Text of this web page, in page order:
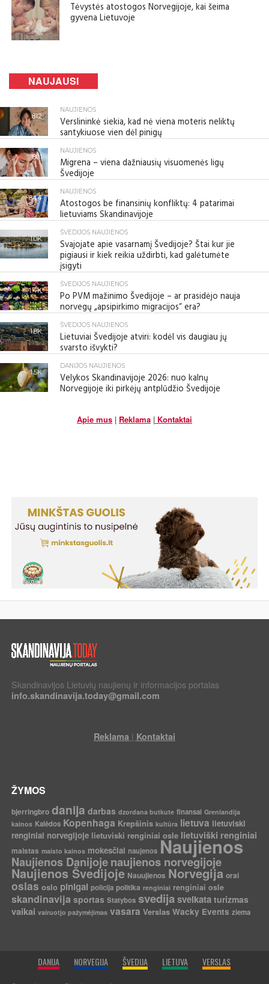
Tėvystės atostogos Norvegijoje, kai šeima
gyvena Lietuvoje
NAUJAUSI
812
NAUJIENOS
Verslininkė siekia, kad nė viena moteris neliktų
santykiuose vien dėl pinigų
801
NAUJIENOS
Migrena – viena dažniausių visuomenės ligų
Švedijoje
844
NAUJIENOS
Atostogos be finansinių konfliktų: 4 patarimai
lietuviams Skandinavijoje
1.0K
ŠVEDIJOS NAUJIENOS
Svajojate apie vasarnamį Švedijoje? Štai kur jie
pigiausi ir kiek reikia uždirbti, kad galėtumėte
įsigyti
1.4K
ŠVEDIJOS NAUJIENOS
Po PVM mažinimo Švedijoje – ar prasidėjo nauja
norvegų „apsipirkimo migracijos“ era?
1.8K
ŠVEDIJOS NAUJIENOS
Lietuviai Švedijoje atviri: kodėl vis daugiau jų
svarsto išvykti?
1.5K
DANIJOS NAUJIENOS
Velykos Skandinavijoje 2026: nuo kalnų
Norvegijoje iki pirkėjų antplūdžio Švedijoje
Apie mus| Reklama| Kontaktai
Skandinavijos Lietuvių naujienų ir informacijos portalas
info.skandinavija.today@gmail.com
Reklama | Kontaktai
ŽYMOS
bjerringbro danija darbas dzordana butkute finansai Grenlandija
kainos Kalėdos Kopenhaga Krepšinis kultūra lietuva lietuviski
renginiai norvegijoje lietuviski renginiai osle lietuviški renginiai
maistas maisto kainos mokesčiai naujenos Naujienos
Naujienos Danijojenaujienos norvegijoje
Naujienos Švedijoje Nauujienos Norvegija orai
oslas oslo pinigai policija politika renginiai renginiai osle
skandinavija sportas Statybos svedijasveikata turizmas
vaikai vairuotjo pažymėjimas vasara Verslas Wacky Events ziema
DANIJA NORVEGIJA ŠVEDIJA LIETUVA VERSLAS